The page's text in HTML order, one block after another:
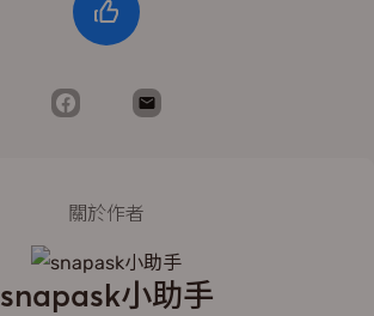
關於作者
snapask小助手